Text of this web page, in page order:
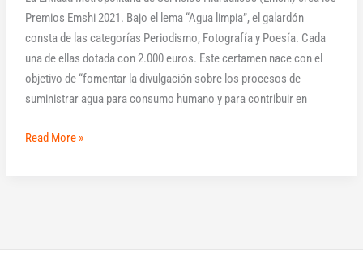
Premios Emshi 2021. Bajo el lema “Agua limpia”, el galardón
consta de las categorías Periodismo, Fotografía y Poesía. Cada
una de ellas dotada con 2.000 euros. Este certamen nace con el
objetivo de “fomentar la divulgación sobre los procesos de
suministrar agua para consumo humano y para contribuir en
Read More »